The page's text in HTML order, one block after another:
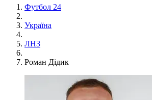
Футбол 24
Україна
ЛНЗ
Роман Дідик